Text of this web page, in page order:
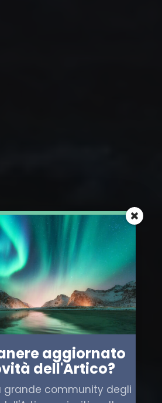
aggiornato
dell'Artico?
grande community degli